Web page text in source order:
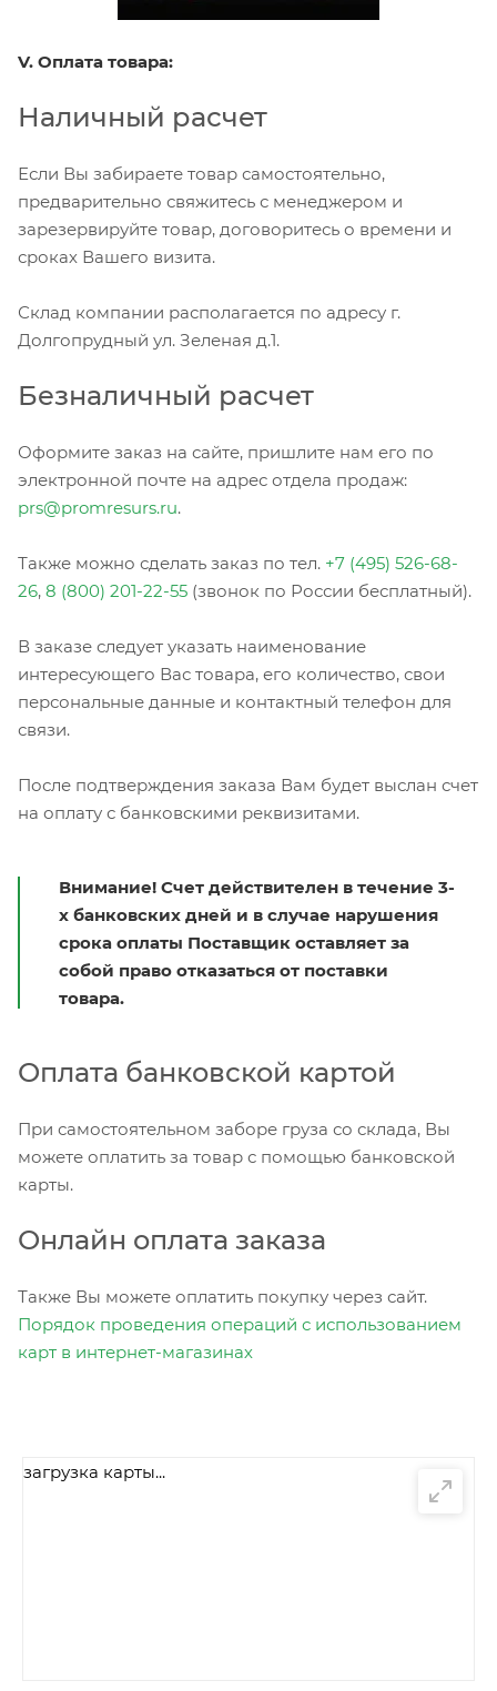
V. Оплата товара:
Наличный расчет
Если Вы забираете товар самостоятельно,
предварительно свяжитесь с менеджером и
зарезервируйте товар, договоритесь о времени и
сроках Вашего визита.
Склад компании располагается по адресу г.
Долгопрудный ул. Зеленая д.1.
Безналичный расчет
Оформите заказ на сайте, пришлите нам его по
электронной почте на адрес отдела продаж:
prs@promresurs.ru.
Также можно сделать заказ по тел. +7 (495) 526-68-
26, 8 (800) 201-22-55 (звонок по России бесплатный).
В заказе следует указать наименование
интересующего Вас товара, его количество, свои
персональные данные и контактный телефон для
связи.
После подтверждения заказа Вам будет выслан счет
на оплату с банковскими реквизитами.
Внимание! Счет действителен в течение 3-
х банковских дней и в случае нарушения
срока оплаты Поставщик оставляет за
собой право отказаться от поставки
товара.
Оплата банковской картой
При самостоятельном заборе груза со склада, Вы
можете оплатить за товар с помощью банковской
карты.
Онлайн оплата заказа
Также Вы можете оплатить покупку через сайт.
Порядок проведения операций с использованием
карт в интернет-магазинах
загрузка карты...